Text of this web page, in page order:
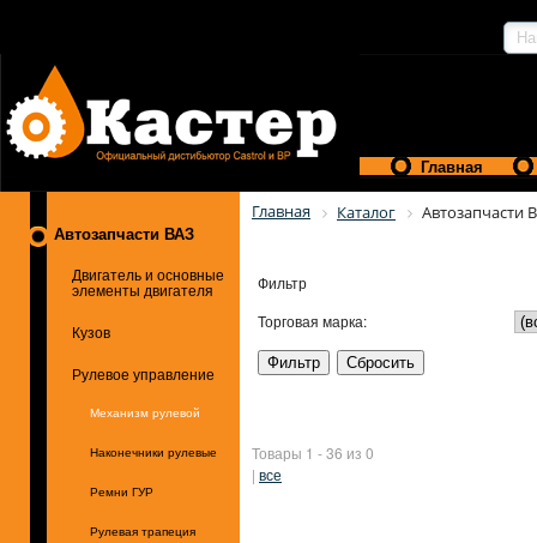
Главная
Автозапчасти ВАЗ
Двигатель и основные
элементы двигателя
Кузов
Рулевое управление
Механизм рулевой
Наконечники рулевые
Ремни ГУР
Рулевая трапеция
Главная Каталог Автозапчасти
Фильтр
Торговая марка:
Товары 1 - 36 из 0
| все